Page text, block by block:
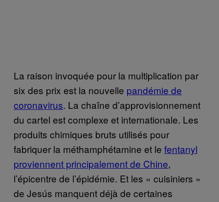
La raison invoquée pour la multiplication par
six des prix est la nouvelle pandémie de
coronavirus. La chaîne d’approvisionnement
du cartel est complexe et internationale. Les
produits chimiques bruts utilisés pour
fabriquer la méthamphétamine et le fentanyl
proviennent principalement de Chine,
l’épicentre de l’épidémie. Et les « cuisiniers »
de Jesús manquent déjà de certaines